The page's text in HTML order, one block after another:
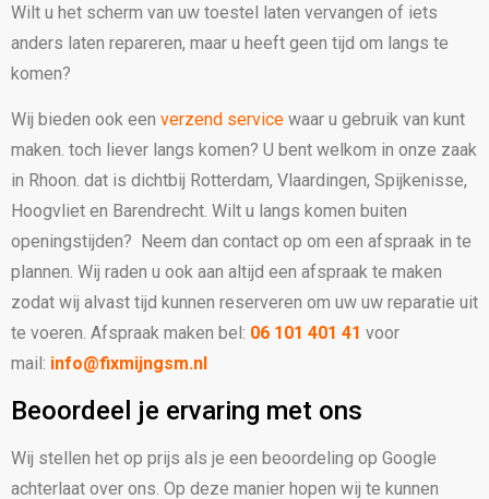
Wilt u het scherm van uw toestel laten vervangen of iets
anders laten repareren, maar u heeft geen tijd om langs te
komen?
Wij bieden ook een verzend service waar u gebruik van kunt
maken. toch liever langs komen? U bent welkom in onze zaak
in Rhoon. dat is dichtbij Rotterdam, Vlaardingen, Spijkenisse,
Hoogvliet en Barendrecht. Wilt u langs komen buiten
openingstijden? Neem dan contact op om een afspraak in te
plannen. Wij raden u ook aan altijd een afspraak te maken
zodat wij alvast tijd kunnen reserveren om uw uw reparatie uit
te voeren. Afspraak maken bel: 06 101 401 41 voor
mail: info@fixmijngsm.nl
Beoordeel je ervaring met ons
Wij stellen het op prijs als je een beoordeling op Google
achterlaat over ons. Op deze manier hopen wij te kunnen